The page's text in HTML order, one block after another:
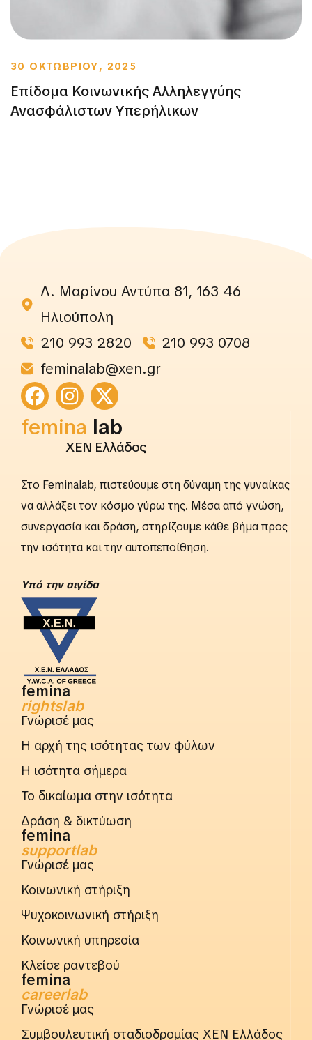
30 ΟΚΤΩΒΡΙΟΥ, 2025
Επίδομα Κοινωνικής Αλληλεγγύης
Ανασφάλιστων Υπερήλικων
Λ. Μαρίνου Αντύπα 81, 163 46
Ηλιούπολη
210 993 2820
210 993 0708
feminalab@xen.gr
femina lab
ΧΕΝ Ελλάδος
Στο Feminalab, πιστεύουμε στη δύναμη της γυναίκας
να αλλάξει τον κόσμο γύρω της. Μέσα από γνώση,
συνεργασία και δράση, στηρίζουμε κάθε βήμα προς
την ισότητα και την αυτοπεποίθηση.
Yπό την αιγίδα
femina
rightslab
Γνώρισέ μας
Η αρχή της ισότητας των φύλων
Η ισότητα σήμερα
Το δικαίωμα στην ισότητα
Δράση & δικτύωση
femina
supportlab
Γνώρισέ μας
Κοινωνική στήριξη
Ψυχοκοινωνική στήριξη
Κοινωνική υπηρεσία
Κλείσε ραντεβού
femina
careerlab
Γνώρισέ μας
Συμβουλευτική σταδιοδρομίας ΧΕΝ Ελλάδος